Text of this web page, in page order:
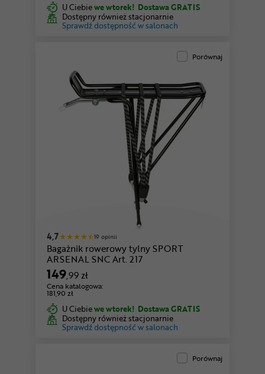
U Ciebiewe wtorek! Dostawa GRATIS
Dostępny również stacjonarnie
Sprawdź dostępność w salonach
Porównaj
4,7 19 opinii
Bagażnik rowerowy tylny SPORT
ARSENAL SNC Art. 217
149,99 zł
Cena katalogowa:
181,90 zł
U Ciebiewe wtorek! Dostawa GRATIS
Dostępny również stacjonarnie
Sprawdź dostępność w salonach
Porównaj